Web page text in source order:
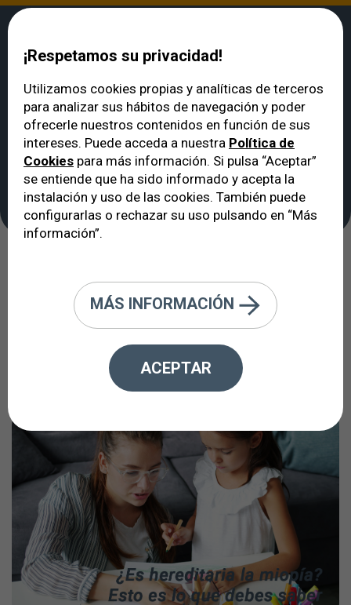
VERTE ¿Es hereditaria la miopía? Esto es lo que debes saber
¿Es hereditaria la
miopía? Esto es lo que
debes saber
Descubre cómo influyen los genes,
el estilo de vida y qué medidas
preventivas existen
¡Respetamos su privacidad!
Utilizamos cookies propias y analíticas de terceros
para analizar sus hábitos de navegación y poder
ofrecerle nuestros contenidos en función de sus
intereses. Puede acceda a nuestra Política de
Cookies para más información. Si pulsa “Aceptar”
se entiende que ha sido informado y acepta la
instalación y uso de las cookies. También puede
configurarlas o rechazar su uso pulsando en “Más
información”.
MÁS INFORMACIÓN
ACEPTAR